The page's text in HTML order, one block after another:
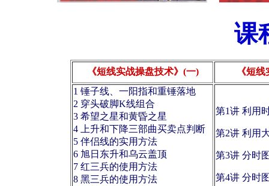
课
《短线实战操盘技术》(一)
《短
1 锤子线、一阳指和重锤落地
2 穿头破脚K线组合
3 希望之星和黄昏之星
4 上升和下降三部曲买卖点判断
5 伴侣线的实用方法
6 旭日东升和乌云盖顶
7 红三兵的使用方法
8 黑三兵的使用方法
第1讲 利用
第2讲 利用
第3讲 分时
第4讲 分时